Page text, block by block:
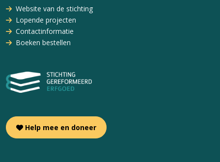
Website van de stichting
Lopende projecten
Contactinformatie
Boeken bestellen
Help mee en doneer